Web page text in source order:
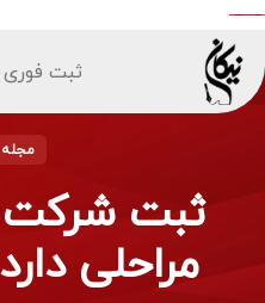
ثبت
ثبت شرکت
مراحلی